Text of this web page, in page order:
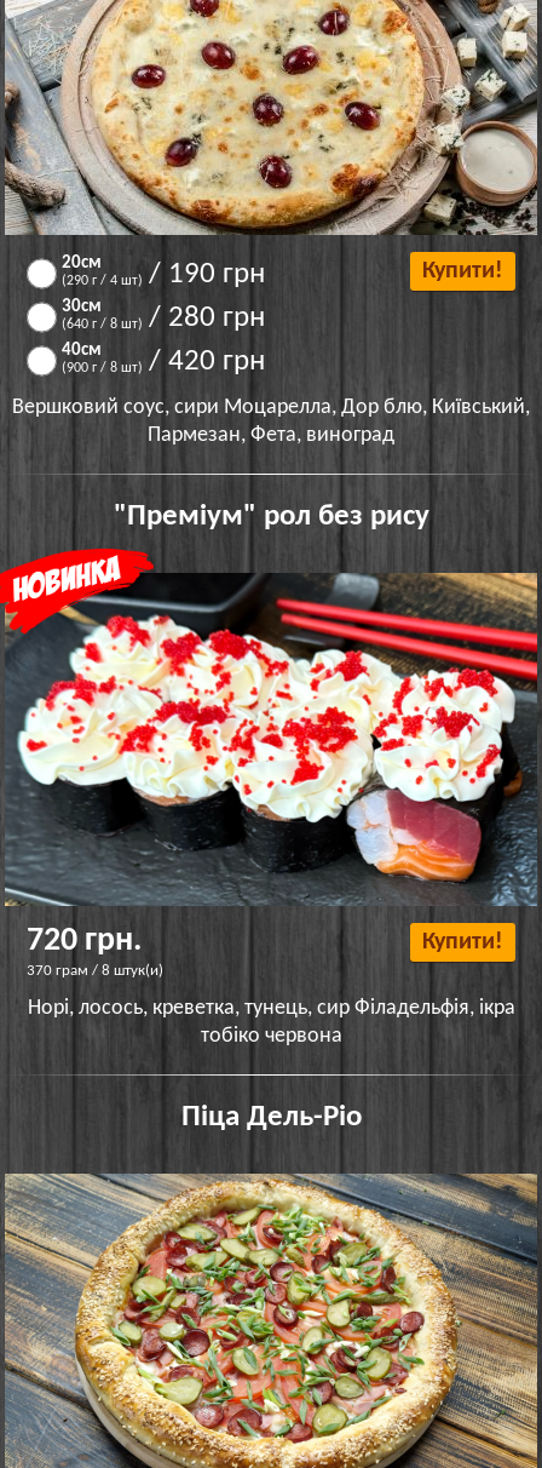
20см
(290 г / 4 шт) / 190 грн
30см
(640 г / 8 шт) / 280 грн
40см
(900 г / 8 шт) / 420 грн
Купити!
Вершковий соус, сири Моцарелла, Дор блю, Київський,
Пармезан, Фета, виноград
"Преміум" рол без рису
720 грн.
370 грам / 8 штук(и)
Купити!
Норі, лосось, креветка, тунець, сир Філадельфія, ікра
тобіко червона
Піца Дель-Ріо